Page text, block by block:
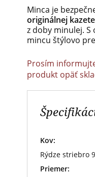
Minca je
originálnej kazete
z doby minulej.
mincu štýlovo
Prosím
produkt opäť
Kov:
Rýdze striebro
Priemer: